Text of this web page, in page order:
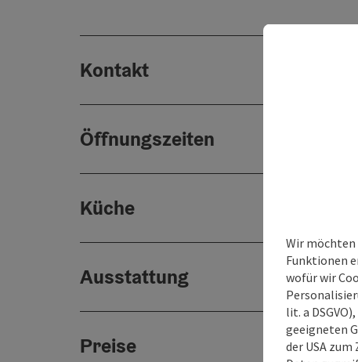
Kontakt
Öffnungszeiten
Küche
Ausstattung
Preise
Wir
Funktionen
wofür wir
lit. a
geeigneten
der USA